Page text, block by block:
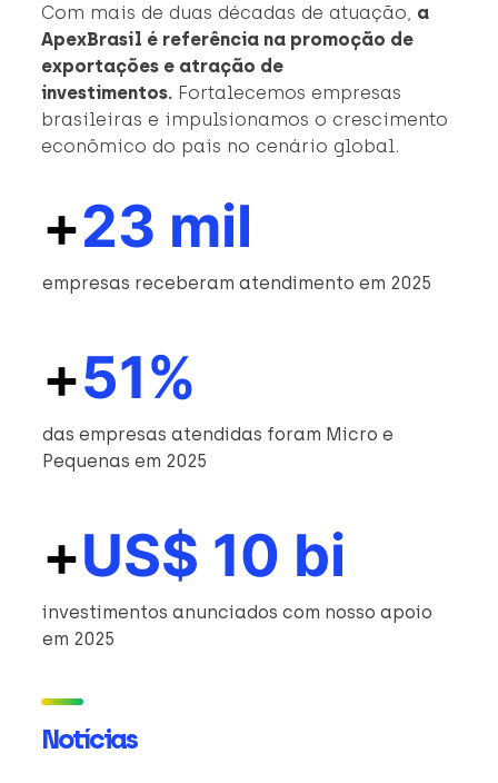
Com mais de duas décadas de atuação, a
ApexBrasil é referência na promoção de
exportações e atração de
investimentos. Fortalecemos empresas
brasileiras e impulsionamos o crescimento
econômico do país no cenário global.
+23 mil
empresas receberam atendimento em 2025
+51%
das empresas atendidas foram Micro e
Pequenas em 2025
+US$ 10 bi
investimentos anunciados com nosso apoio
em 2025
Notícias